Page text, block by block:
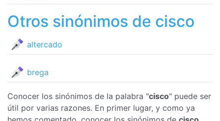
Otros sinónimos de cisco
altercado
brega
Conocer los sinónimos de la palabra "cisco" puede ser
útil por varias razones. En primer lugar, y como ya